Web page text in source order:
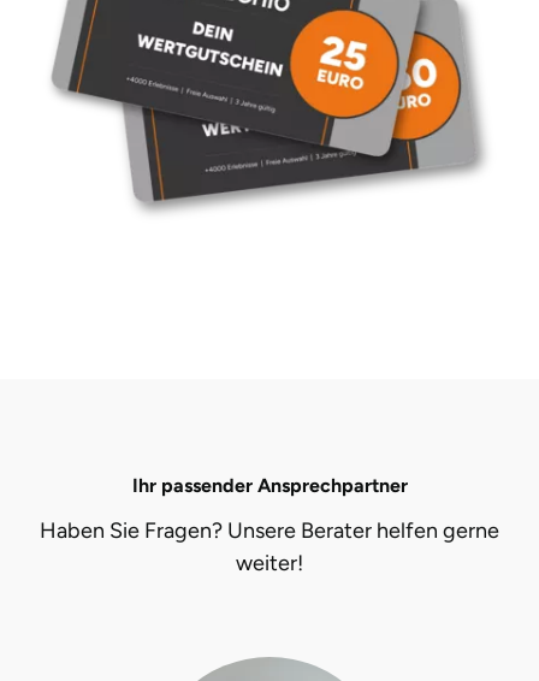
Ihr passender Ansprechpartner
Haben Sie Fragen? Unsere Berater helfen gerne
weiter!